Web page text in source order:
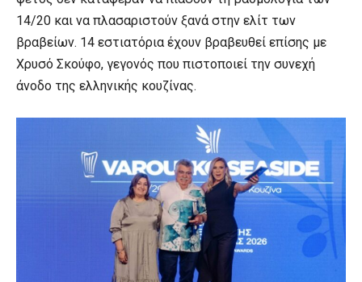
14/20 και να πλασαριστούν ξανά στην ελίτ των
βραβείων. 14 εστιατόρια έχουν βραβευθεί επίσης με
Χρυσό Σκούφο, γεγονός που πιστοποιεί την συνεχή
άνοδο της ελληνικής κουζίνας.